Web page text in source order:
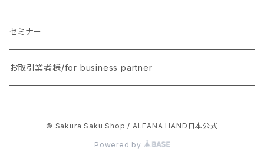
エクストラロングスティレット フルハンド用セット50枚
セミナー
お取引業者様/for business partner
© Sakura Saku Shop / ALEANA HAND日本公式
Powered by